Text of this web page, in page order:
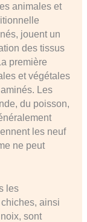
animales et
jouent un
des tissus
première
et végétales
Les
du poisson,
les neuf
ne peut
les
ainsi
sont